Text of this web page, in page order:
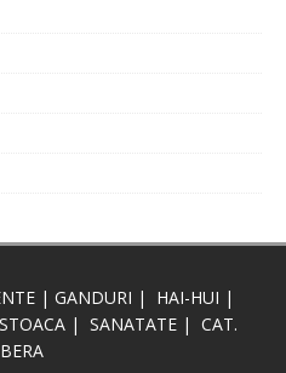
| GANDURI | HAI-HUI |
| SANATATE | CAT.